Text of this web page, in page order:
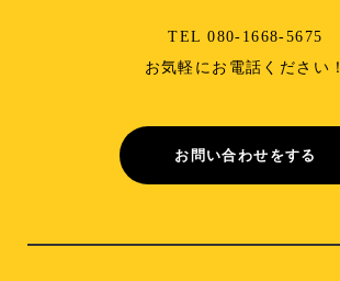
TEL 080-1668-5675
お気軽にお電話ください！
お問い合わせをする